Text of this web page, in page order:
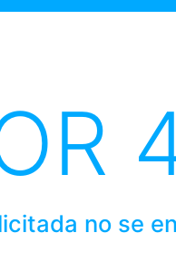
no se